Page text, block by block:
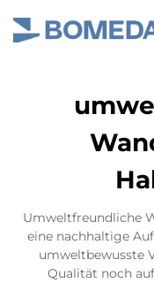
Umweltfreundliche
eine nachhaltige
umweltbewusste
Qualität noch